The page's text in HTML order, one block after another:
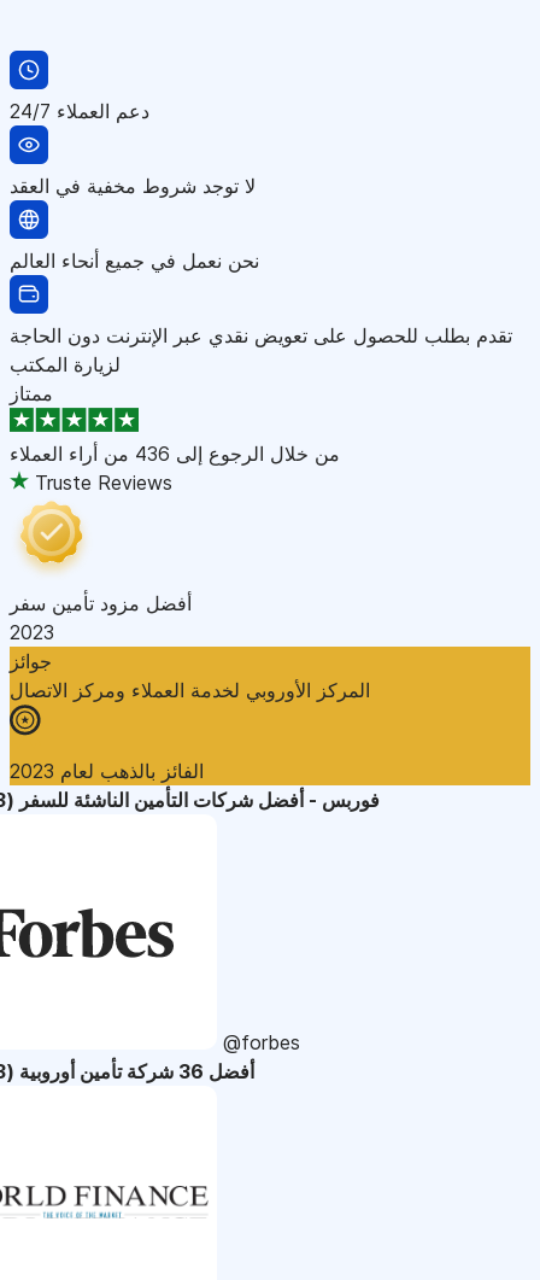
دعم العملاء 24/7
لا توجد شروط مخفية في العقد
نحن نعمل في جميع أنحاء العالم
تقدم بطلب للحصول على تعويض نقدي عبر الإنترنت دون الحاجة
لزيارة المكتب
ممتاز
من خلال الرجوع إلى 436 من أراء العملاء
Truste Reviews
أفضل مزود تأمين سفر
2023
جوائز
المركز الأوروبي لخدمة العملاء ومركز الاتصال
الفائز بالذهب لعام 2023
فوربس - أفضل شركات التأمين الناشئة للسفر (2023)
@forbes
أفضل 36 شركة تأمين أوروبية (2023)